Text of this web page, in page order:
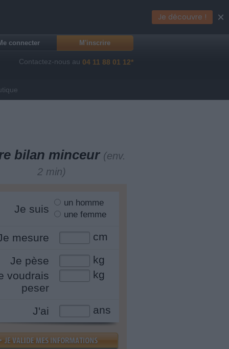
connecter M'inscrire
Contactez-nous au 04 11 88 01 12*
bilan minceur (env.
2 min)
Je suis
un homme
une femme
mesure cm
Je pèse
kg
voudrais
peser
kg
J'ai ans
Je découvre ! ×